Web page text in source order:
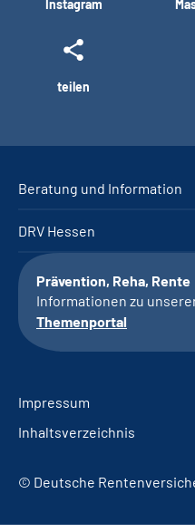
Instagram
teilen
Beratung und Information
DRV Hessen
Prävention, Reha, Rente
Informationen zu
Themenportal
Impressum
Inhaltsverzeichnis
© Deutsche